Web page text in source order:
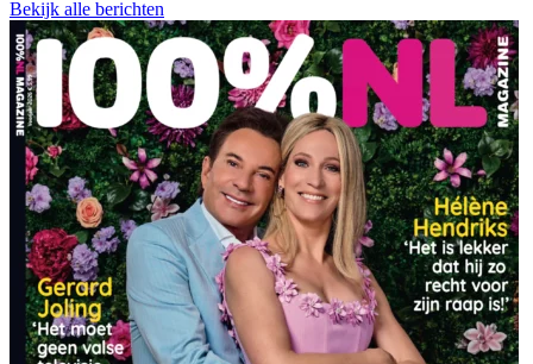
Bekijk alle berichten